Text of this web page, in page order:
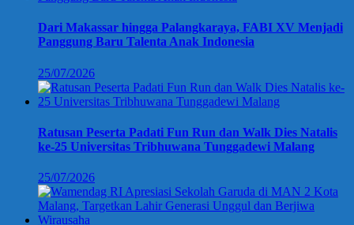
Dari Makassar hingga Palangkaraya, FABI XV Menjadi
Panggung Baru Talenta Anak Indonesia
25/07/2026
Ratusan Peserta Padati Fun Run dan Walk Dies Natalis
ke-25 Universitas Tribhuwana Tunggadewi Malang
25/07/2026